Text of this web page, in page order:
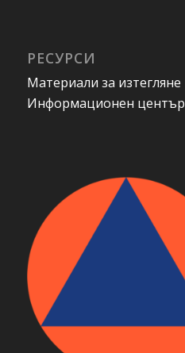
РЕСУРСИ
Материали за изтегляне
Информационен център